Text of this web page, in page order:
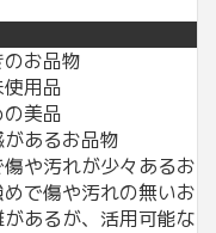
お品物
用品
美品
あるお品物
や汚れが少々あるお
で傷や汚れの無いお
あるが、活用可能な